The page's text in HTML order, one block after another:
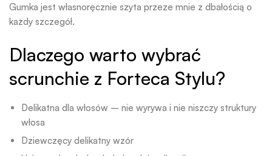
Gumka jest własnoręcznie szyta przeze mnie z dbałością o
każdy szczegół.
Dlaczego warto wybrać
scrunchie z Forteca Stylu?
Delikatna dla włosów – nie wyrywa i nie niszczy struktury
włosa
Dziewczęcy delikatny wzór